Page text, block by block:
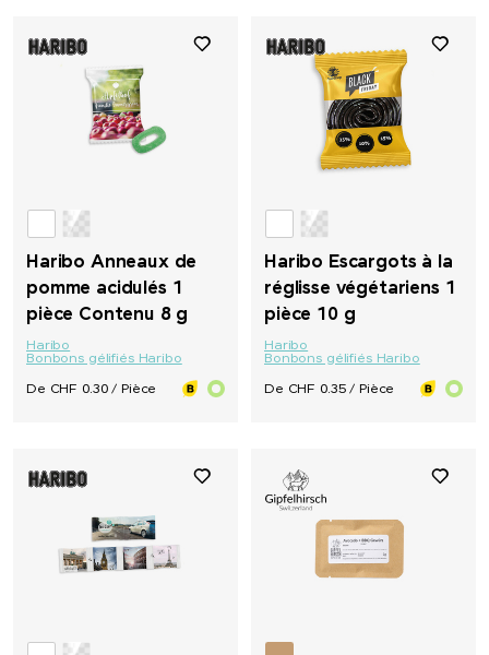
Haribo Anneaux de
pomme acidulés 1
pièce Contenu 8 g
Haribo
Bonbons gélifiés Haribo
De CHF 0.30 / Pièce
Haribo Escargots à la
réglisse végétariens 1
pièce 10 g
Haribo
Bonbons gélifiés Haribo
De CHF 0.35 / Pièce